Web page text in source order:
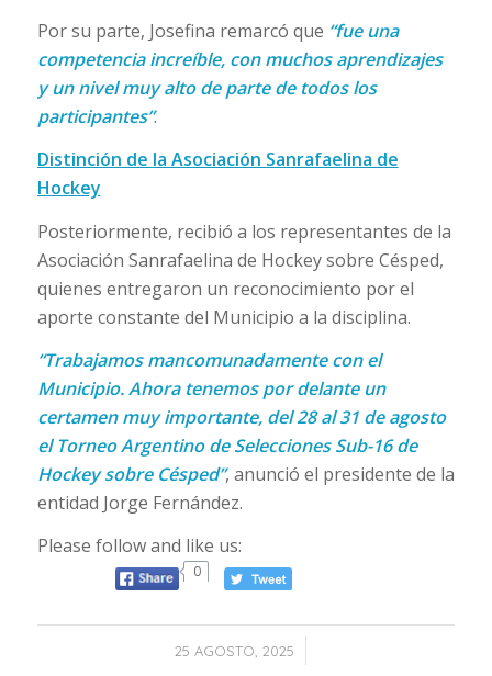
Por su parte, Josefina remarcó que “fue una
competencia increíble, con muchos aprendizajes
y un nivel muy alto de parte de todos los
participantes”.
Distinción de la Asociación Sanrafaelina de
Hockey
Posteriormente, recibió a los representantes de la
Asociación Sanrafaelina de Hockey sobre Césped,
quienes entregaron un reconocimiento por el
aporte constante del Municipio a la disciplina.
“Trabajamos mancomunadamente con el
Municipio. Ahora tenemos por delante un
certamen muy importante, del 28 al 31 de agosto
el Torneo Argentino de Selecciones Sub-16 de
Hockey sobre Césped”, anunció el presidente de la
entidad Jorge Fernández.
Please follow and like us:
0
25 AGOSTO, 2025
/